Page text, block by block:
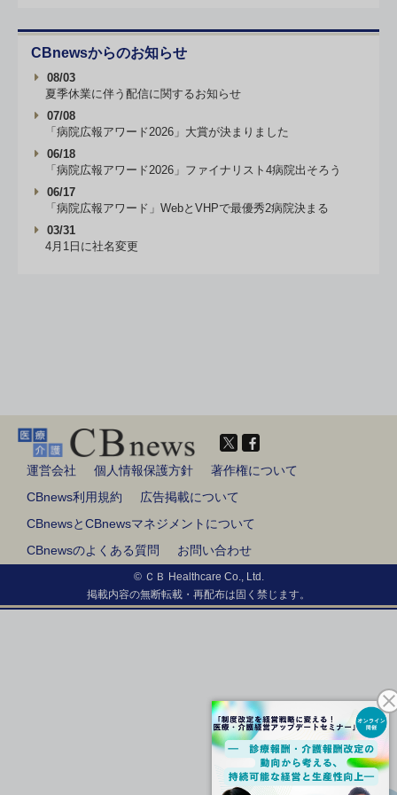
CBnewsからのお知らせ
08/03
夏季休業に伴う配信に関するお知らせ
07/08
「病院広報アワード2026」大賞が決まりました
06/18
「病院広報アワード2026」ファイナリスト4病院出そろう
06/17
「病院広報アワード」WebとVHPで最優秀2病院決まる
03/31
4月1日に社名変更
運営会社 個人情報保護方針
著作権について
CBnews利用規約
広告掲載について
CBnewsとCBnewsマネジメントについて
CBnewsのよくある質問
お問い合わせ
© ＣＢ Healthcare Co., Ltd.
掲載内容の無断転載・再配布は固く禁じます。